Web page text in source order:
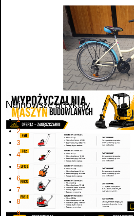
Najnowsze artykuły
1
2
3
4
5
6
7
8
9